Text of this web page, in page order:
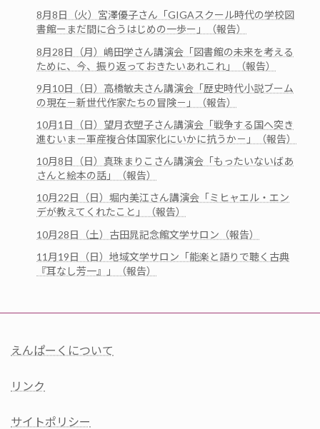
8月8日（火）宮澤優子さん「GIGAスクール時代の学校図
書館ーまだ間に合うはじめの一歩ー」（報告）
8月28日（月）嶋田学さん講演会「図書館の未来を考える
ために、今、振り返っておきたいあれこれ」（報告）
9月10日（日）高橋敏夫さん講演会「歴史時代小説ブーム
の現在－新世代作家たちの冒険－」（報告）
10月1日（日）望月衣塑子さん講演会「戦争する国へ突き
進むいま－軍産複合体国家化にいかに抗うか－」（報告）
10月8日（日）真珠まりこさん講演会「もったいないばあ
さんと絵本の話」（報告）
10月22日（日）堀内美江さん講演会「ミヒャエル・エン
デが教えてくれたこと」（報告）
10月28日（土）古田晁記念館文学サロン（報告）
11月19日（日）地域文学サロン「能楽と語りで聴く古典
『耳なし芳一』」（報告）
えんぱーくについて
リンク
サイトポリシー